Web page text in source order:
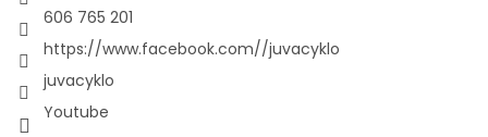
606 765 201
https://www.facebook.com//juvacyklo
juvacyklo
Youtube